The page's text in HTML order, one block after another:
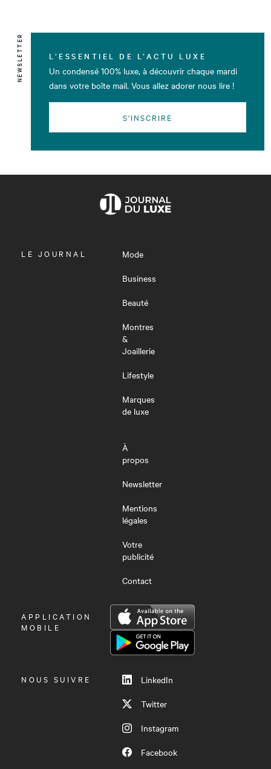
NEWSLETTER L’ESSENTIEL DE L’ACTU LUXE
Un condensé 100% luxe, à découvrir chaque mardi
dans votre boîte mail. Vous allez adorer nous lire !
S'INSCRIRE
OUVRIR
LE JOURNAL
Mode
Business
Beauté
Montres
&
Joaillerie
Lifestyle
Marques
de luxe
À
propos
Newsletter
Mentions
légales
Votre
publicité
Contact
OUVRIR
LE
APPLICATION
MOBILE
NOUS SUIVRE
LinkedIn
Twitter
Instagram
Facebook